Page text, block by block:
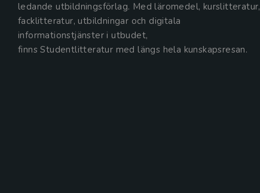
ledande utbildningsförlag. Med läromedel, kurslitteratur,
facklitteratur, utbildningar och digitala
informationstjänster i utbudet,
finns Studentlitteratur med längs hela kunskapsresan.